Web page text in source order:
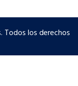
los derechos